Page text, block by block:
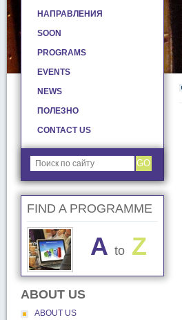
НАПРАВЛЕНИЯ
SOON
PROGRAMS
EVENTS
NEWS
ПОЛЕЗНО
CONTACT US
GO
FIND A PROGRAMME
A toZ
ABOUT US
ABOUT US